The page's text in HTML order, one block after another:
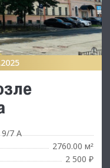
9/7 А
2760.00 м²
2 500 ₽